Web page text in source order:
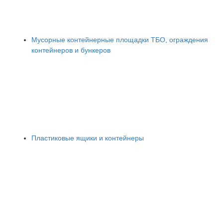
Мусорные контейнерные площадки ТБО, ограждения
контейнеров и бункеров
Пластиковые ящики и контейнеры